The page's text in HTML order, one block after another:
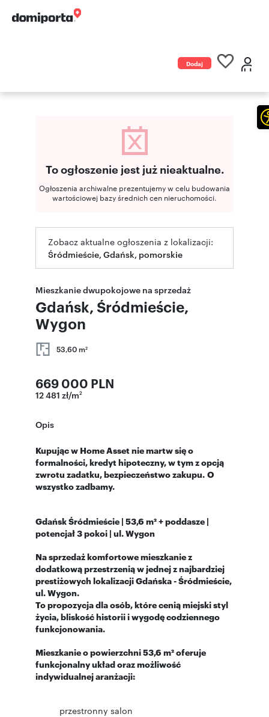
Dodaj
To ogłoszenie jest już nieaktualne.
Ogłoszenia archiwalne prezentujemy w celu budowania
wartościowej bazy średnich cen nieruchomości.
Zobacz aktualne ogłoszenia z lokalizacji:
Śródmieście, Gdańsk, pomorskie
Mieszkanie dwupokojowe na sprzedaż
Gdańsk, Śródmieście,
Wygon
53,60 m2
669 000 PLN
12 481 zł/m2
Opis
Kupując w Home Asset nie martw się o
formalności, kredyt hipoteczny, w tym z opcją
zwrotu zadatku, bezpieczeństwo zakupu. O
wszystko zadbamy.
Gdańsk Śródmieście | 53,6 m² + poddasze |
potencjał 3 pokoi | ul. Wygon
Na sprzedaż komfortowe mieszkanie z
dodatkową przestrzenią w jednej z najbardziej
prestiżowych lokalizacji Gdańska - Śródmieście,
ul. Wygon.
To propozycja dla osób, które cenią miejski styl
życia, bliskość historii i wygodę codziennego
funkcjonowania.
Mieszkanie o powierzchni 53,6 m² oferuje
funkcjonalny układ oraz możliwość
indywidualnej aranżacji:
przestronny salon